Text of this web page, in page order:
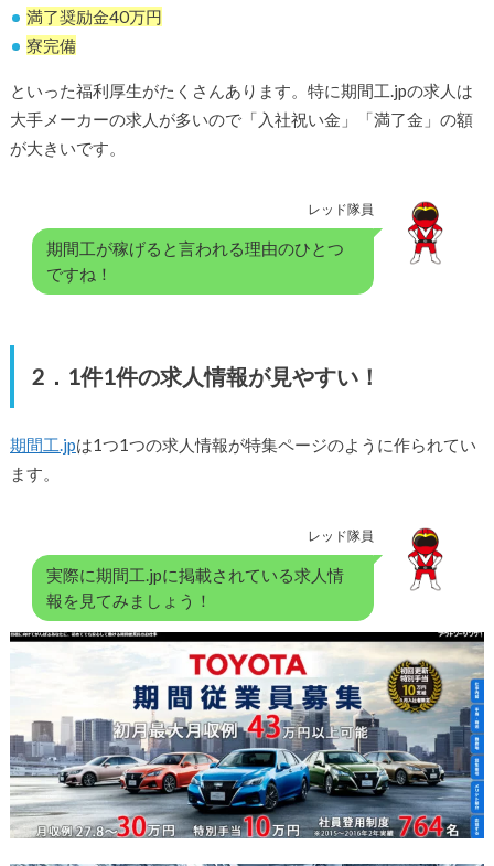
満了奨励金40万円
寮完備
といった福利厚生がたくさんあります。特に期間工.jpの求人は
大手メーカーの求人が多いので「入社祝い金」「満了金」の額
が大きいです。
レッド隊員
期間工が稼げると言われる理由のひとつ
ですね！
2．1件1件の求人情報が見やすい！
期間工.jpは1つ1つの求人情報が特集ページのように作られてい
ます。
レッド隊員
実際に期間工.jpに掲載されている求人情
報を見てみましょう！